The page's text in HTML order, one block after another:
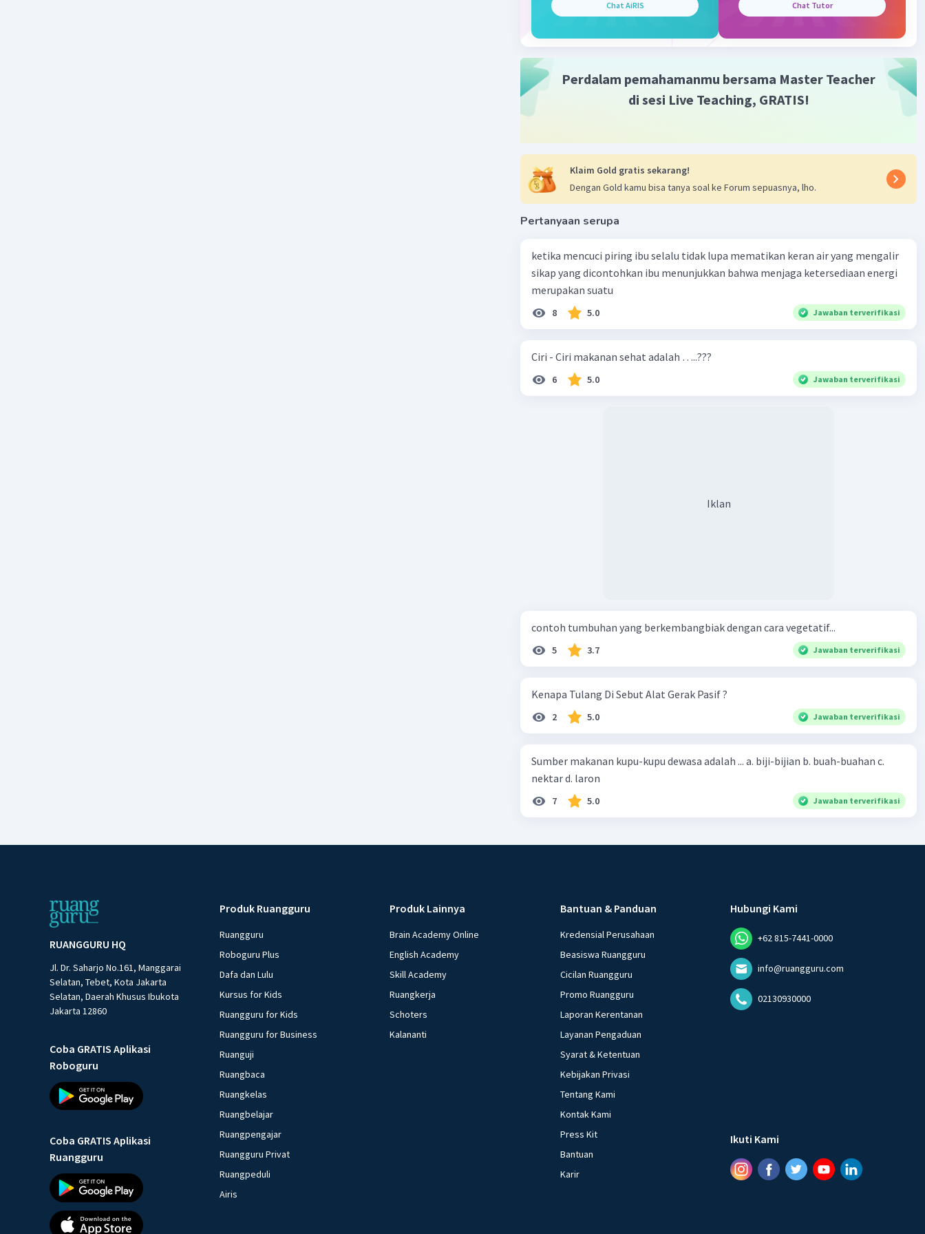
yang berbahaya.
Jadi, adanya gas rumah kaca di atmosfer berfungsi untuk melindungi
bumi dari radiasi matahari dan menjaga suhu bumi tetap stabil.
Semoga penjelasan ini membantu Anda 🙂
Iklan
Sumber W Community Level 72
Jawaban terverifikasi
Gas CO2 dan gas lainnya ini disebut gas rumah kaca. Gas rumah kaca
(GRK) merupakan gas di atmosfer yang berfungsi menyerap radiasi
infra merah dan ikut menentukan suhu atmosfer.
Chat AiRIS Chat Tutor
Perdalam pemahamanmu bersama Master Teacher
di sesi Live Teaching, GRATIS!
Klaim Gold gratis sekarang!
Dengan Gold kamu bisa tanya soal ke Forum sepuasnya, lho.
Pertanyaan serupa
ketika mencuci piring ibu selalu tidak lupa mematikan keran air yang mengalir
sikap yang dicontohkan ibu menunjukkan bahwa menjaga ketersediaan energi
merupakan suatu
8 5.0 Jawaban terverifikasi
Ciri - Ciri makanan sehat adalah …..???
6 5.0 Jawaban terverifikasi
Iklan
contoh tumbuhan yang berkembangbiak dengan cara vegetatif...
5 3.7 Jawaban terverifikasi
Kenapa Tulang Di Sebut Alat Gerak Pasif ?
2 5.0 Jawaban terverifikasi
Sumber makanan kupu-kupu dewasa adalah ... a. biji-bijian b. buah-buahan c.
nektar d. laron
7 5.0 Jawaban terverifikasi
RUANGGURU HQ
Jl. Dr. Saharjo No.161, Manggarai
Selatan, Tebet, Kota Jakarta
Selatan, Daerah Khusus Ibukota
Jakarta 12860
Coba GRATIS Aplikasi
Roboguru
Coba GRATIS Aplikasi
Ruangguru
Produk Ruangguru
Ruangguru
Roboguru Plus
Dafa dan Lulu
Kursus for Kids
Ruangguru for Kids
Ruangguru for Business
Ruanguji
Ruangbaca
Ruangkelas
Ruangbelajar
Ruangpengajar
Ruangguru Privat
Ruangpeduli
Airis
Produk Lainnya
Brain Academy Online
English Academy
Skill Academy
Ruangkerja
Schoters
Kalananti
Bantuan & Panduan
Kredensial Perusahaan
Beasiswa Ruangguru
Cicilan Ruangguru
Promo Ruangguru
Laporan Kerentanan
Layanan Pengaduan
Syarat & Ketentuan
Kebijakan Privasi
Tentang Kami
Kontak Kami
Press Kit
Bantuan
Karir
Hubungi Kami
+62 815-7441-0000
info@ruangguru.com
02130930000
Ikuti Kami